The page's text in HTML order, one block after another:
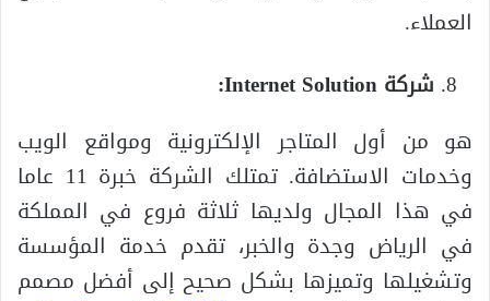
العملاء.
شركة Internet Solution:
هو من أول المتاجر الإلكترونية ومواقع الويب
وخدمات الاستضافة. تمتلك الشركة خبرة 11 عاما
في هذا المجال ولديها ثلاثة فروع في المملكة
في الرياض وجدة والخبر، تقدم خدمة المؤسسة
وتشغيلها وتميزها بشكل صحيح إلى أفضل مصمم